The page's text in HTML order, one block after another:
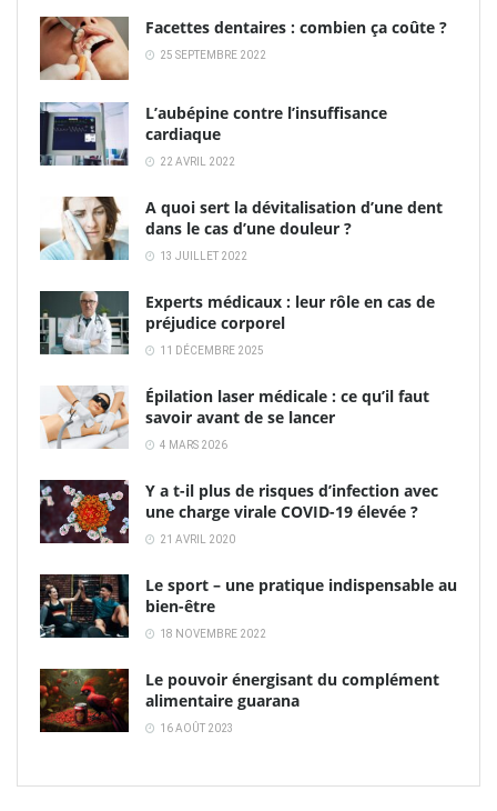
Facettes dentaires : combien ça coûte ?
25 SEPTEMBRE 2022
L’aubépine contre l’insuffisance
cardiaque
22 AVRIL 2022
A quoi sert la dévitalisation d’une dent
dans le cas d’une douleur ?
13 JUILLET 2022
Experts médicaux : leur rôle en cas de
préjudice corporel
11 DÉCEMBRE 2025
Épilation laser médicale : ce qu’il faut
savoir avant de se lancer
4 MARS 2026
Y a t-il plus de risques d’infection avec
une charge virale COVID-19 élevée ?
21 AVRIL 2020
Le sport – une pratique indispensable au
bien-être
18 NOVEMBRE 2022
Le pouvoir énergisant du complément
alimentaire guarana
16 AOÛT 2023